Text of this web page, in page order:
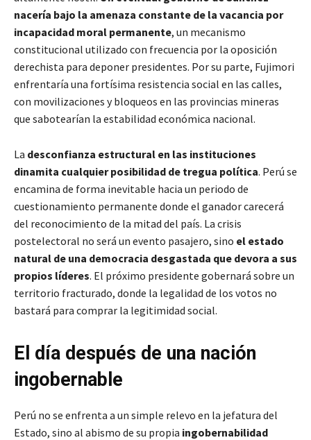
nacería bajo la amenaza constante de la vacancia por
incapacidad moral permanente, un mecanismo
constitucional utilizado con frecuencia por la oposición
derechista para deponer presidentes. Por su parte, Fujimori
enfrentaría una fortísima resistencia social en las calles,
con movilizaciones y bloqueos en las provincias mineras
que sabotearían la estabilidad económica nacional.
La desconfianza estructural en las instituciones
dinamita cualquier posibilidad de tregua política. Perú se
encamina de forma inevitable hacia un periodo de
cuestionamiento permanente donde el ganador carecerá
del reconocimiento de la mitad del país. La crisis
postelectoral no será un evento pasajero, sino el estado
natural de una democracia desgastada que devora a sus
propios líderes. El próximo presidente gobernará sobre un
territorio fracturado, donde la legalidad de los votos no
bastará para comprar la legitimidad social.
El día después de una nación
ingobernable
Perú no se enfrenta a un simple relevo en la jefatura del
Estado, sino al abismo de su propia ingobernabilidad